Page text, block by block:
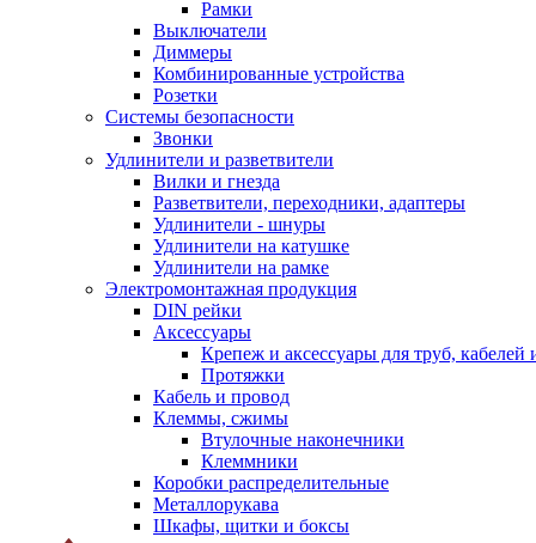
Рамки
Выключатели
Диммеры
Комбинированные устройства
Розетки
Системы безопасности
Звонки
Удлинители и разветвители
Вилки и гнезда
Разветвители, переходники, адаптеры
Удлинители - шнуры
Удлинители на катушке
Удлинители на рамке
Электромонтажная продукция
DIN рейки
Аксессуары
Крепеж и аксессуары для труб, кабелей
Протяжки
Кабель и провод
Клеммы, сжимы
Втулочные наконечники
Клеммники
Коробки распределительные
Металлорукава
Шкафы, щитки и боксы